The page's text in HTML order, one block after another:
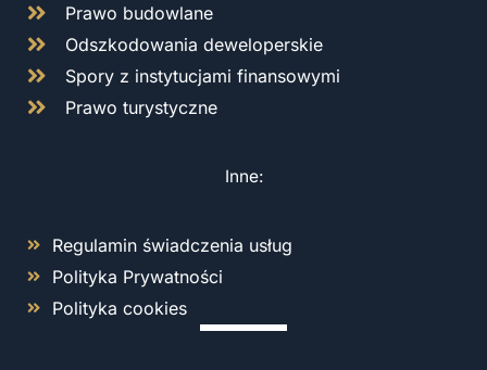
Prawo budowlane
Odszkodowania deweloperskie
Spory z instytucjami finansowymi
Prawo turystyczne
Inne:
Regulamin świadczenia usług
Polityka Prywatności
Polityka cookies